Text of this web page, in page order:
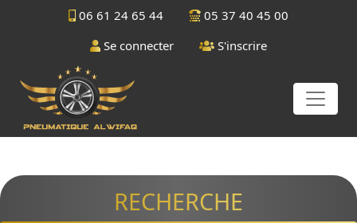
06 61 24 65 44
05 37 40 45 00
Se connecter
S'inscrire
RECHERCHE